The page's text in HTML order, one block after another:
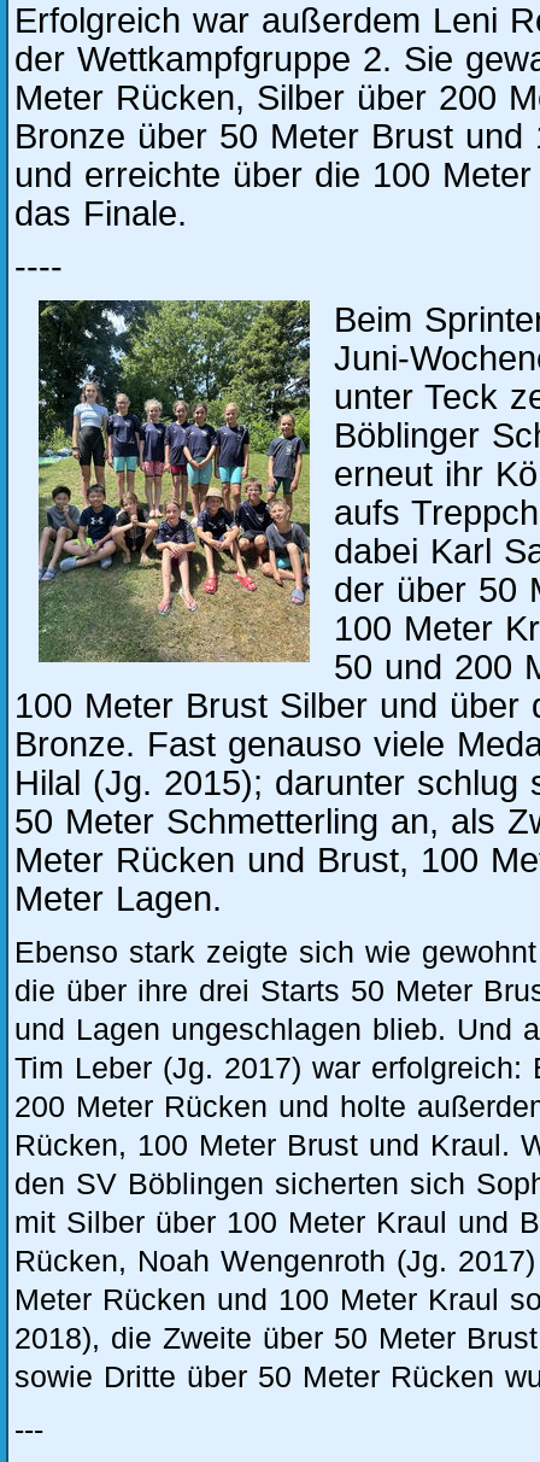
Erfolgreich war außerdem Leni
der Wettkampfgruppe 2. Sie
Meter Rücken, Silber über 200
Bronze über 50 Meter Brust und
und erreichte über die 100
das Finale.
----
Beim
Juni-
unter Teck
Böblinger
erneut ihr
aufs
dabei Karl
der über 50
100 Meter
50 und 200
100 Meter Brust Silber und über
Bronze. Fast genauso viele
Hilal (Jg. 2015); darunter schlug
50 Meter Schmetterling an, als
Meter Rücken und Brust, 100
Meter Lagen.
Ebenso stark zeigte sich wie
die über ihre drei Starts 50 Meter
und Lagen ungeschlagen blieb. Und
Tim Leber (Jg. 2017) war erfolgreich:
200 Meter Rücken und holte
Rücken, 100 Meter Brust und Kraul.
den SV Böblingen sicherten sich
mit Silber über 100 Meter Kraul und
Rücken, Noah Wengenroth (Jg.
Meter Rücken und 100 Meter Kraul
2018), die Zweite über 50 Meter
sowie Dritte über 50 Meter Rücken
---